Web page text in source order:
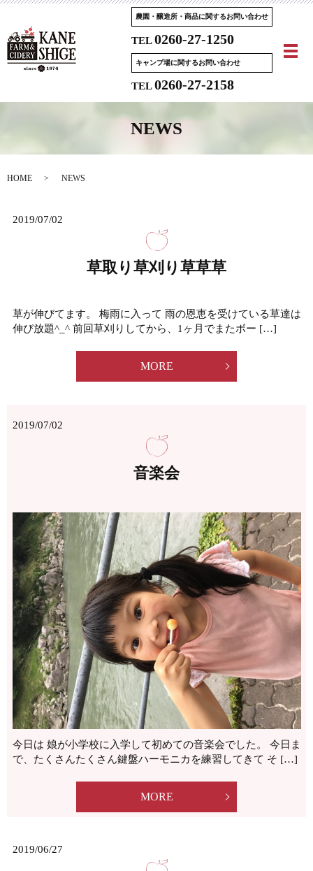
農園・醸造所・商品に関するお問い合わせ
TEL0260-27-1250
キャンプ場に関するお問い合わせ
TEL0260-27-2158
メ
NEWS
HOME NEWS
2019/07/02
草取り草刈り草草草
草が伸びてます。 梅雨に入って 雨の恩恵を受けている草達は
伸び放題^_^ 前回草刈りしてから、1ヶ月でまたボー […]
MORE
2019/07/02
音楽会
今日は 娘が小学校に入学して初めての音楽会でした。 今日ま
で、たくさんたくさん鍵盤ハーモニカを練習してきて そ […]
MORE
2019/06/27